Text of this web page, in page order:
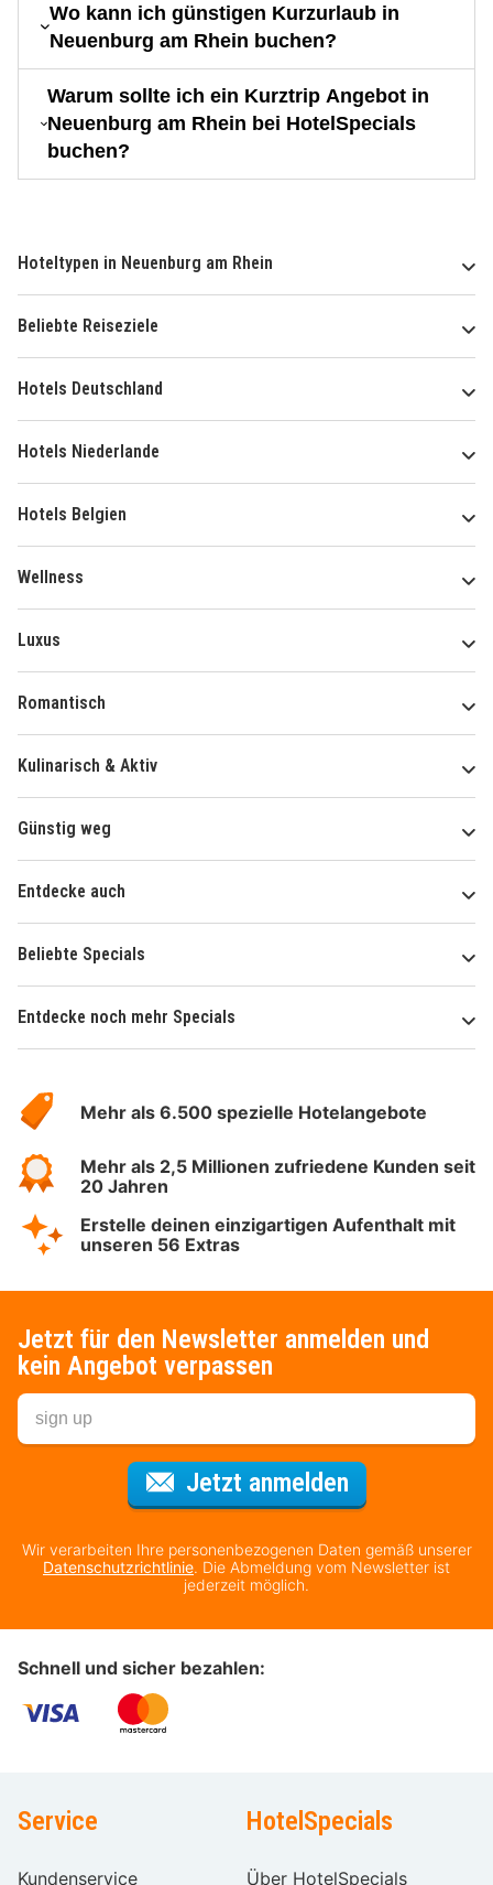
Wo kann ich günstigen Kurzurlaub in
Neuenburg am Rhein buchen?
Warum sollte ich ein Kurztrip Angebot in
Neuenburg am Rhein bei HotelSpecials
buchen?
Hoteltypen in Neuenburg am Rhein
Beliebte Reiseziele
Hotels Deutschland
Hotels Niederlande
Hotels Belgien
Wellness
Luxus
Romantisch
Kulinarisch & Aktiv
Günstig weg
Entdecke auch
Beliebte Specials
Entdecke noch mehr Specials
Hotelspecials
Mehr als 6.500 spezielle Hotelangebote
Mehr als 2,5 Millionen zufriedene Kunden seit
20 Jahren
Erstelle deinen einzigartigen Aufenthalt mit
unseren 56 Extras
Jetzt für den Newsletter anmelden und
kein Angebot verpassen
Jetzt anmeldenFür den
Wir verarbeiten Ihre personenbezogenen Daten gemäß unserer
Datenschutzrichtlinie. Die Abmeldung vom Newsletter ist
jederzeit möglich.
Schnell und sicher bezahlen:
Service
Kundenservice
HotelSpecials
Über HotelSpecials